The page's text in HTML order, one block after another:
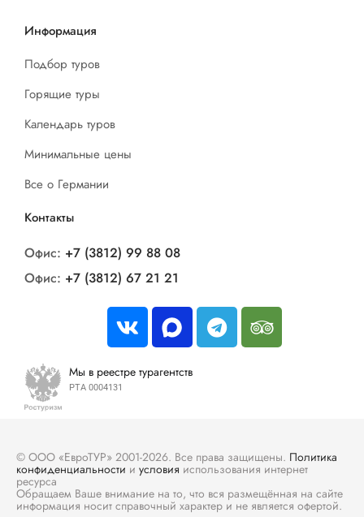
Информация
Подбор туров
Горящие туры
Календарь туров
Минимальные цены
Все о Германии
Контакты
Офис: +7 (3812) 99 88 08
Офис: +7 (3812) 67 21 21
Мы в реестре турагентств
РТА 0004131
© ООО «ЕвроТУР» 2001-2026. Все права защищены. Политика
конфиденциальности и условия использования интернет
ресурса
Обращаем Ваше внимание на то, что вся размещённая на сайте
информация носит справочный характер и не является офертой.